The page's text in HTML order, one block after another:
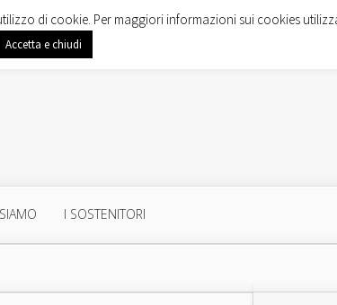
I SOSTENITORI
di cookie. Per maggiori informazioni sui cookies
Accetta e chiudi